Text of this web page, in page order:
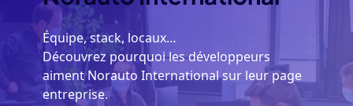
Équipe, stack, locaux…
Découvrez pourquoi les développeurs
aiment Norauto International sur leur page
entreprise.